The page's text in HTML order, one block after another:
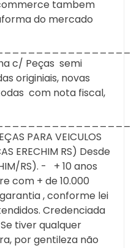
tambem
do mercado
c/ Peças semi
originiais, novas
com nota fiscal,
PARA VEICULOS
ERECHIM RS) Desde
RS). - + 10 anos
com + de 10.000
, conforme lei
Credenciada
tiver qualquer
por gentileza não